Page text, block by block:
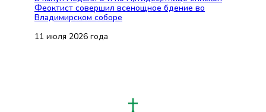
Феоктист совершил всенощное бдение во
Владимирском соборе
11 июля 2026 года